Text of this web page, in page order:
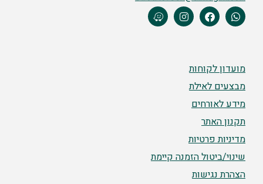
מועדון לקוחות
מבצעים לאילת
מידע לאורחים
תקנון האתר
מדיניות פרטיות
שינוי/ביטול הזמנה קיימת
הצהרת נגישות